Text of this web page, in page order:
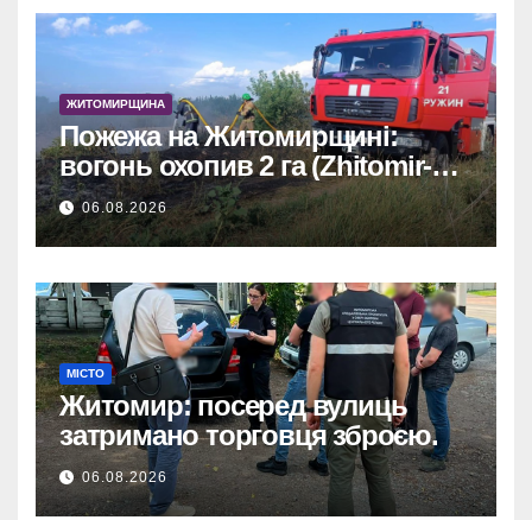
ЖИТОМИРЩИНА
Пожежа на Житомирщині:
вогонь охопив 2 га (Zhitomir-
OnLine)
06.08.2026
МІСТО
Житомир: посеред вулиць
затримано торговця зброєю.
06.08.2026